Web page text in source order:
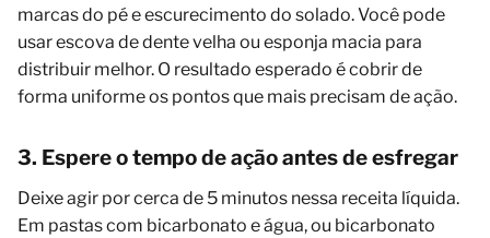
marcas do pé e escurecimento do solado. Você pode
usar escova de dente velha ou esponja macia para
distribuir melhor. O resultado esperado é cobrir de
forma uniforme os pontos que mais precisam de ação.
3. Espere o tempo de ação antes de esfregar
Deixe agir por cerca de 5 minutos nessa receita líquida.
Em pastas com bicarbonato e água, ou bicarbonato